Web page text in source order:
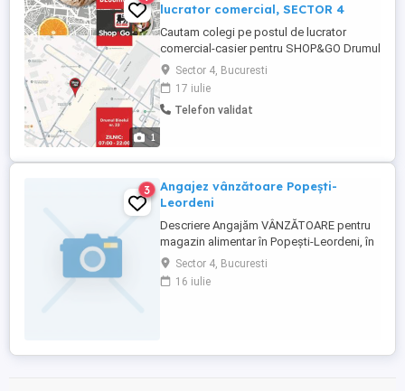
1
lucrator comercial, SECTOR 4
Cautam colegi pe postul de lucrator
comercial-casier pentru SHOP&GO Drumul
Binelui (Bd. Metalurgiei, sectorul 4,
București). Ne bazam pe implicarea,
deschiderea si orientarea ta catre client!
Descrierea jobului -aprovizionezi rafturile
Sector 4, Bucuresti
17 iulie
Telefon validat
3
Angajez vânzătoare Popești-
Leordeni
Descriere Angajăm VÂNZĂTOARE pentru
magazin alimentar în Popești-Leordeni, în
apropiere este și stație STB în legătură cu
Piața Sudului Frumusani ( împrejurimi).
Căutăm o persoană serioasă,
Sector 4, Bucuresti
16 iulie